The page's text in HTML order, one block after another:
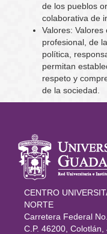
de los pueblos
colaborativa de
Valores:
profesional, de
política,
permitan
respeto y
de la sociedad.
del
CENTRO
NORTE
Carretera Federal
C.P. 46200,